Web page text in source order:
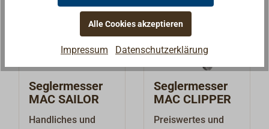
ebenfalls
feststellbarem
Schäkelöffner mit
Schraubendreher-
Spitze.Griffschalen
aus angenehm
griffigen und
Elastoplast-
aus dem Spezial-
Edelstahl-Werkstoff
1.4028, im hinteren
Drittel mit
Wellenschliff um im
Notfall Tauwerk
und Gurte aus den
Fasern schnell und
Seglermesser
MAC SAILOR
Handliches und
Seglermesser
MAC CLIPPER
Preiswertes und
Alle Cookies akzeptieren
Impressum Datenschutzerklärung